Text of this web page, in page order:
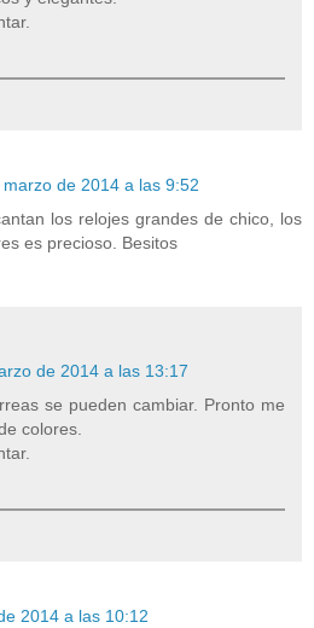
de 2014 a las 9:52
los relojes grandes de chico, los
es precioso. Besitos
de 2014 a las 13:17
se pueden cambiar. Pronto me
colores.
2014 a las 10:12